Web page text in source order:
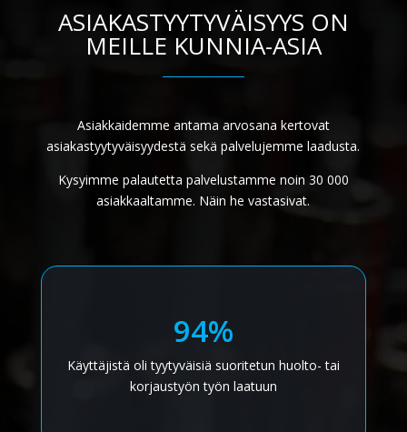
ASIAKASTYYTYVÄISYYS ON
MEILLE KUNNIA-ASIA
Asiakkaidemme antama arvosana kertovat
asiakastyytyväisyydestä sekä palvelujemme laadusta.
Kysyimme palautetta palvelustamme noin 30 000
asiakkaaltamme. Näin he vastasivat.
94%
Käyttäjistä oli tyytyväisiä suoritetun huolto- tai
korjaustyön työn laatuun